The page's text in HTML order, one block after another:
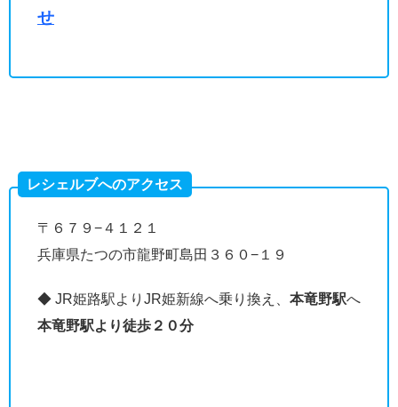
せ
レシェルブへのアクセス
〒６７９−４１２１
兵庫県たつの市龍野町島田３６０−１９
◆ JR姫路駅よりJR姫新線へ乗り換え、 本竜野駅へ
本竜野駅より徒歩２０分